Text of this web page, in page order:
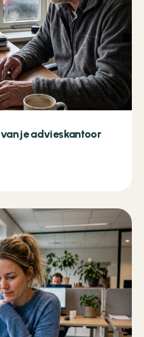
je advieskantoor